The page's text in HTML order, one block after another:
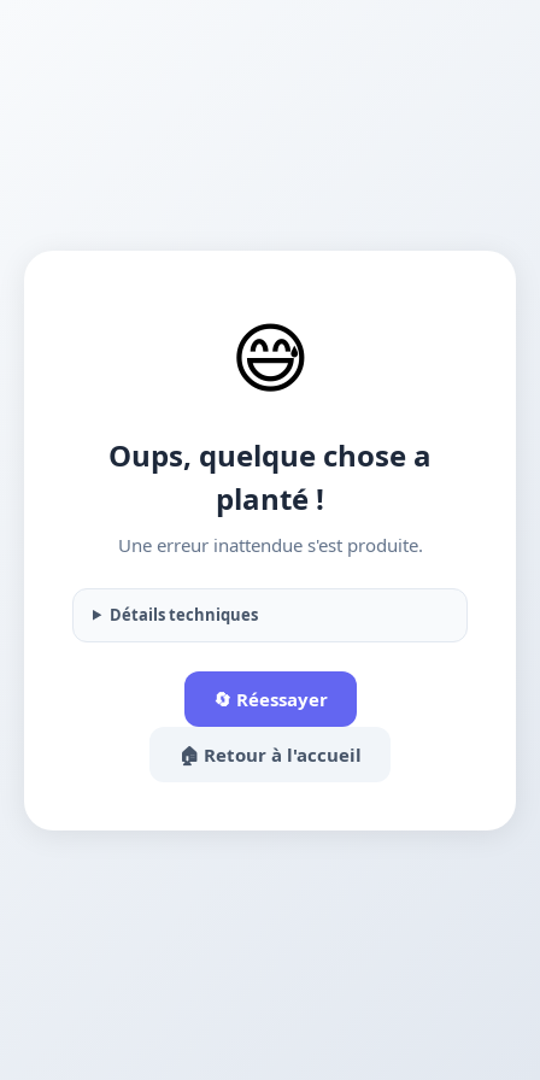
😅
Oups, quelque chose a
planté !
Une erreur inattendue s'est produite.
Détails techniques
🔄 Réessayer
🏠 Retour à l'accueil